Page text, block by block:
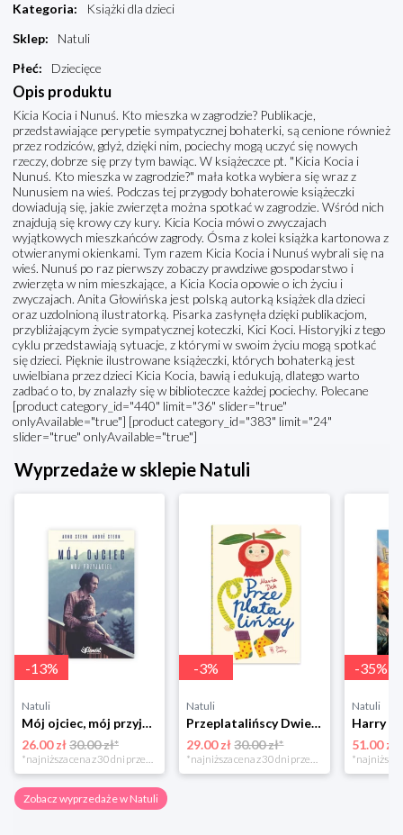
Kategoria:
Książki dla dzieci
Sklep:
Natuli
Płeć: Dziecięce
Opis produktu
Kicia Kocia i Nunuś. Kto mieszka w zagrodzie? Publikacje,
przedstawiające perypetie sympatycznej bohaterki, są cenione również
przez rodziców, gdyż, dzięki nim, pociechy mogą uczyć się nowych
rzeczy, dobrze się przy tym bawiąc. W książeczce pt. "Kicia Kocia i
Nunuś. Kto mieszka w zagrodzie?" mała kotka wybiera się wraz z
Nunusiem na wieś. Podczas tej przygody bohaterowie książeczki
dowiadują się, jakie zwierzęta można spotkać w zagrodzie. Wśród nich
znajdują się krowy czy kury. Kicia Kocia mówi o zwyczajach
wyjątkowych mieszkańców zagrody. Ósma z kolei książka kartonowa z
otwieranymi okienkami. Tym razem Kicia Kocia i Nunuś wybrali się na
wieś. Nunuś po raz pierwszy zobaczy prawdziwe gospodarstwo i
zwierzęta w nim mieszkające, a Kicia Kocia opowie o ich życiu i
zwyczajach. Anita Głowińska jest polską autorką książek dla dzieci
oraz uzdolnioną ilustratorką. Pisarka zasłynęła dzięki publikacjom,
przybliżającym życie sympatycznej koteczki, Kici Koci. Historyjki z tego
cyklu przedstawiają sytuacje, z którymi w swoim życiu mogą spotkać
się dzieci. Pięknie ilustrowane książeczki, których bohaterką jest
uwielbiana przez dzieci Kicia Kocia, bawią i edukują, dlatego warto
zadbać o to, by znalazły się w biblioteczce każdej pociechy. Polecane
[product category_id="440" limit="36" slider="true"
onlyAvailable="true"] [product category_id="383" limit="24"
slider="true" onlyAvailable="true"]
Wyprzedaże w sklepie Natuli
-13%
Natuli
Mój ojciec, mój przyjaciel Element
26.00 zł30.00 zł*
*najniższa cena z 30 dni przed obniżką
-3%
Natuli
Przeplatalińscy Dwie siostry
29.00 zł 30.00 zł*
*najniższa cena z 30 dni przed obniżką
-35%
Natuli
51.00 zł
Zobacz wyprzedaże w Natuli